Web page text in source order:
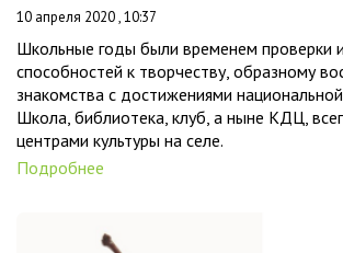
10 апреля 2020 , 10:37
Школьные годы были временем проверки
способностей к творчеству, образному
знакомства с достижениями
Школа, библиотека, клуб, а ныне КДЦ,
центрами культуры на селе.
Подробнее